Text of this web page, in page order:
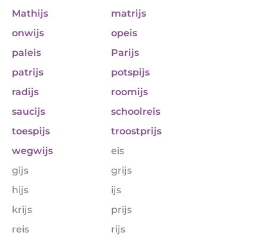
Mathijs
matrijs
onwijs
opeis
paleis
Parijs
patrijs
potspijs
radijs
roomijs
saucijs
schoolreis
toespijs
troostprijs
wegwijs
eis
gijs
grijs
hijs
ijs
krijs
prijs
reis
rijs